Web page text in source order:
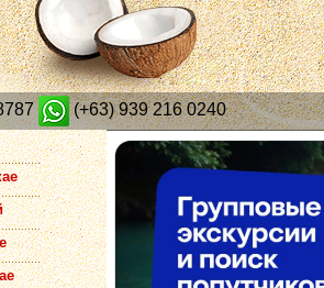
(+63) 939 216 0240